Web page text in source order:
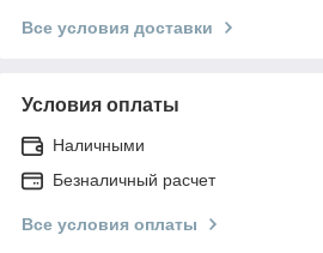
Все условия доставки
Условия оплаты
Наличными
Безналичный расчет
Все условия оплаты